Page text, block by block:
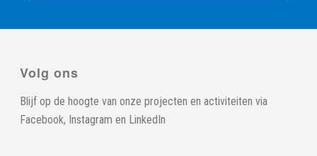
Volg ons
Blijf op de hoogte van onze projecten en activiteiten via
Facebook, Instagram en LinkedIn